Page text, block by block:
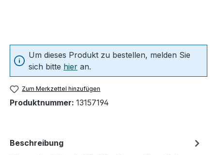
Um dieses Produkt zu bestellen, melden Sie
sich bitte hier an.
Zum Merkzettel hinzufügen
Produktnummer: 13157194
Beschreibung